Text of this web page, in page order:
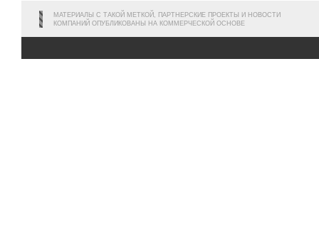
МАТЕРИАЛЫ С ТАКОЙ МЕТКОЙ, ПАРТНЕРСКИЕ ПРОЕКТЫ И НОВОСТИ
КОМПАНИЙ ОПУБЛИКОВАНЫ НА КОММЕРЧЕСКОЙ ОСНОВЕ